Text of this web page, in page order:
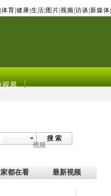
体育 健康 生活 图片 视频 访谈 新媒体
视界
搜 索
视频
都在看 最新视频